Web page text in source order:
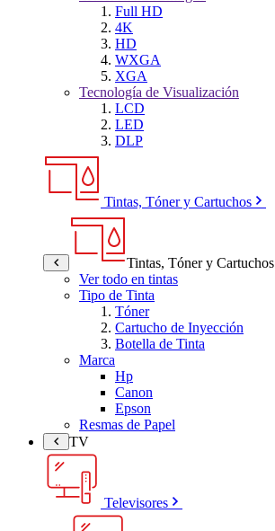
Full HD
4K
HD
WXGA
XGA
Tecnología de Visualización
LCD
LED
DLP
Tintas, Tóner y Cartuchos
Tintas, Tóner y Cartuchos
Ver todo en tintas
Tipo de Tinta
Tóner
Cartucho de Inyección
Botella de Tinta
Marca
Hp
Canon
Epson
Resmas de Papel
TV
Televisores